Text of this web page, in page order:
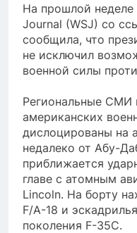
На прошлой неделе
Journal (WSJ) со
сообщила, что
не исключил
военной силы
Региональные СМИ
американских
дислоцированы на
недалеко от Абу-
приближается
главе с атомным
Lincoln. На борту
F/A-18 и
поколения F-35C.